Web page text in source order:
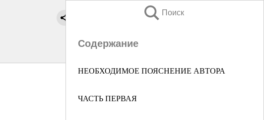
Поиск
Содержание
НЕОБХОДИМОЕ ПОЯСНЕНИЕ АВТОРА
ЧАСТЬ ПЕРВАЯ